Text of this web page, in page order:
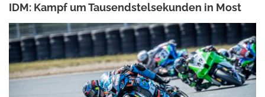
IDM: Kampf um Tausendstelsekunden in Most
ANKE WIECZOREK